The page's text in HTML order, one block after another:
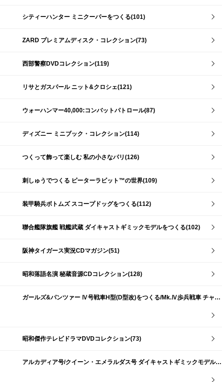
シティーハンター ミニクーパーをつくる(101)
ZARD プレミアムディスク・コレクション(73)
西部警察DVDコレクション(119)
リサとガスパール ニット&クロシェ(121)
ウォーハンマー40,000:コンバットパトロール(87)
ディズニー ミニブック・コレクション(114)
つくって飾って楽しむ 私の小さなパリ(126)
刺しゅうでつくる ピーターラビット™の世界(109)
装甲騎兵ボトムズ スコープドッグをつくる(112)
聯合艦隊旗艦 戦艦武蔵 ダイキャストギミックモデルをつくる(102)
阪神タイガース実況CDマガジン(51)
昭和落語名演 秘蔵音源CDコレクション(128)
ガールズ&パンツァー Ⅳ号戦車H型(D型改)をつくる/Mk.Ⅳ歩兵戦車 チャーチルMk.Ⅶをつくる(191)
昭和傑作テレビドラマDVDコレクション(73)
アルカディア号/クイーン・エメラルダス号 ダイキャストギミックモデルをつくる(159)